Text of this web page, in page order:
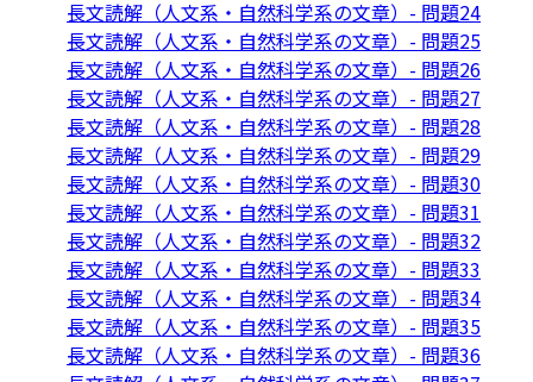
長文読解（人文系・自然科学系の文章）- 問題24
長文読解（人文系・自然科学系の文章）- 問題25
長文読解（人文系・自然科学系の文章）- 問題26
長文読解（人文系・自然科学系の文章）- 問題27
長文読解（人文系・自然科学系の文章）- 問題28
長文読解（人文系・自然科学系の文章）- 問題29
長文読解（人文系・自然科学系の文章）- 問題30
長文読解（人文系・自然科学系の文章）- 問題31
長文読解（人文系・自然科学系の文章）- 問題32
長文読解（人文系・自然科学系の文章）- 問題33
長文読解（人文系・自然科学系の文章）- 問題34
長文読解（人文系・自然科学系の文章）- 問題35
長文読解（人文系・自然科学系の文章）- 問題36